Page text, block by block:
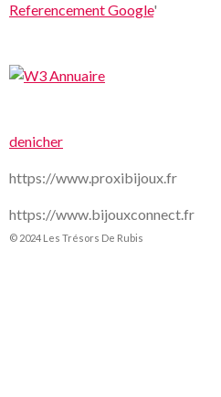
Referencement Google'
denicher
https://www.proxibijoux.fr
https://www.bijouxconnect.fr
© 2024 Les Trésors De Rubis